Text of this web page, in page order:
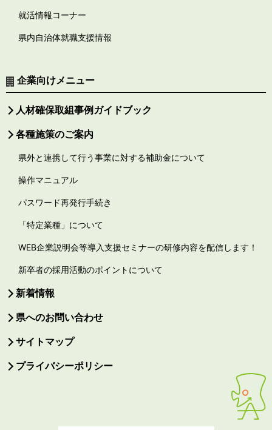
就活情報コーナー
県内自治体就職支援情報
企業向けメニュー
人材確保取組事例ガイドブック
各種施策のご案内
県外と連携して行う事業に対する補助金について
操作マニュアル
パスワード再発行手続き
「特定業種」について
WEB企業説明会等導入支援セミナーの研修内容を配信します！
新卒者の採用活動のポイントについて
新着情報
県へのお問い合わせ
サイトマップ
プライバシーポリシー